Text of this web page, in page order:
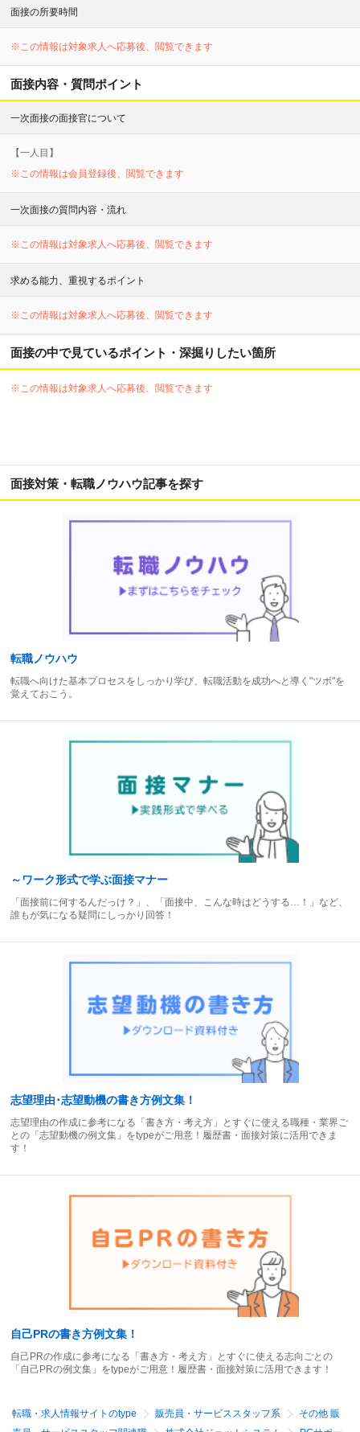
面接の所要時間
※この情報は対象求人へ応募後、閲覧できます
面接内容・質問ポイント
一次面接の面接官について
【一人目】
※この情報は会員登録後、閲覧できます
一次面接の質問内容・流れ
※この情報は対象求人へ応募後、閲覧できます
求める能力、重視するポイント
※この情報は対象求人へ応募後、閲覧できます
面接の中で見ているポイント・深掘りしたい箇所
※この情報は対象求人へ応募後、閲覧できます
面接対策・転職ノウハウ記事を探す
転職ノウハウ
転職へ向けた基本プロセスをしっかり学び、転職活動を成功へと導く"ツボ"を
覚えておこう。
～ワーク形式で学ぶ面接マナー
「面接前に何するんだっけ？」、「面接中、こんな時はどうする…！」など、
誰もが気になる疑問にしっかり回答！
志望理由･志望動機の書き方例文集！
志望理由の作成に参考になる「書き方・考え方」とすぐに使える職種・業界ご
との「志望動機の例文集」をtypeがご用意！履歴書・面接対策に活用できま
す！
自己PRの書き方例文集！
自己PRの作成に参考になる「書き方・考え方」とすぐに使える志向ごとの
「自己PRの例文集」をtypeがご用意！履歴書・面接対策に活用できます！
転職・求人情報サイトのtype 販売員・サービススタッフ系
その他 販